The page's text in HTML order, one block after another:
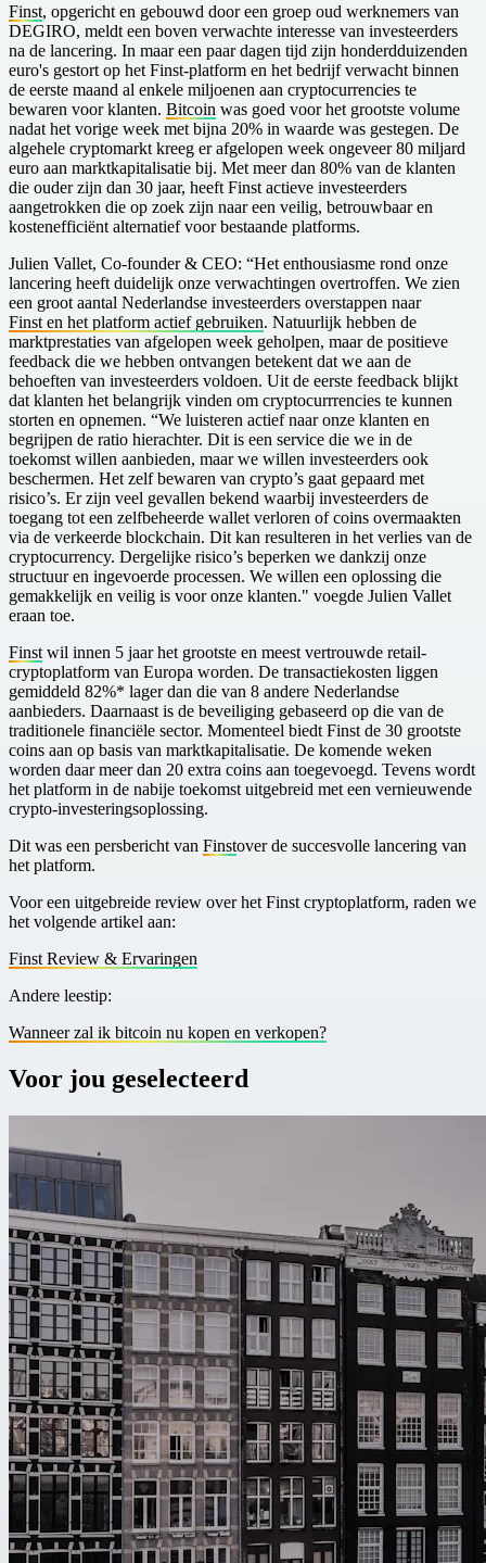
Finst, opgericht en gebouwd door een groep oud werknemers van
DEGIRO, meldt een boven verwachte interesse van investeerders
na de lancering. In maar een paar dagen tijd zijn honderdduizenden
euro's gestort op het Finst-platform en het bedrijf verwacht binnen
de eerste maand al enkele miljoenen aan cryptocurrencies te
bewaren voor klanten. Bitcoin was goed voor het grootste volume
nadat het vorige week met bijna 20% in waarde was gestegen. De
algehele cryptomarkt kreeg er afgelopen week ongeveer 80 miljard
euro aan marktkapitalisatie bij. Met meer dan 80% van de klanten
die ouder zijn dan 30 jaar, heeft Finst actieve investeerders
aangetrokken die op zoek zijn naar een veilig, betrouwbaar en
kostenefficiënt alternatief voor bestaande platforms.
Julien Vallet, Co-founder & CEO: “Het enthousiasme rond onze
lancering heeft duidelijk onze verwachtingen overtroffen. We zien
een groot aantal Nederlandse investeerders overstappen naar
Finst en het platform actief gebruiken. Natuurlijk hebben de
marktprestaties van afgelopen week geholpen, maar de positieve
feedback die we hebben ontvangen betekent dat we aan de
behoeften van investeerders voldoen. Uit de eerste feedback blijkt
dat klanten het belangrijk vinden om cryptocurrrencies te kunnen
storten en opnemen. “We luisteren actief naar onze klanten en
begrijpen de ratio hierachter. Dit is een service die we in de
toekomst willen aanbieden, maar we willen investeerders ook
beschermen. Het zelf bewaren van crypto’s gaat gepaard met
risico’s. Er zijn veel gevallen bekend waarbij investeerders de
toegang tot een zelfbeheerde wallet verloren of coins overmaakten
via de verkeerde blockchain. Dit kan resulteren in het verlies van de
cryptocurrency. Dergelijke risico’s beperken we dankzij onze
structuur en ingevoerde processen. We willen een oplossing die
gemakkelijk en veilig is voor onze klanten." voegde Julien Vallet
eraan toe.
Finst wil innen 5 jaar het grootste en meest vertrouwde retail-
cryptoplatform van Europa worden. De transactiekosten liggen
gemiddeld 82%* lager dan die van 8 andere Nederlandse
aanbieders. Daarnaast is de beveiliging gebaseerd op die van de
traditionele financiële sector. Momenteel biedt Finst de 30 grootste
coins aan op basis van marktkapitalisatie. De komende weken
worden daar meer dan 20 extra coins aan toegevoegd. Tevens wordt
het platform in de nabije toekomst uitgebreid met een vernieuwende
crypto-investeringsoplossing.
D it was een persbericht van Finstover de succesvolle lancering van
het platform.
V oor een uitgebreide review over het Finst cryptoplatform, raden we
het volgende artikel aan:
F inst Review & Ervaringen
A ndere leestip:
W anneer zal ik bitcoin nu kopen en verkopen?
Voor jou geselecteerd